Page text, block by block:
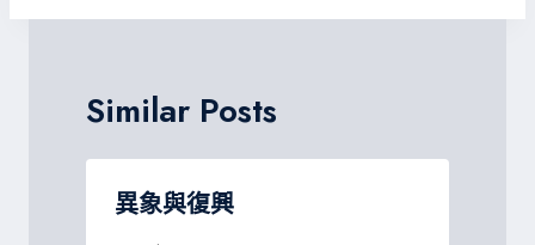
導
Similar Posts
異象與復興